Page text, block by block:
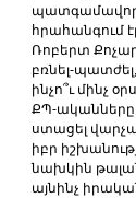
հրահանգում
Ռոբերտ
բռնել-
ինչո՞ւ մինչ
ՔՊ-ականները
ստացել
իբր
նախկին
այնինչ